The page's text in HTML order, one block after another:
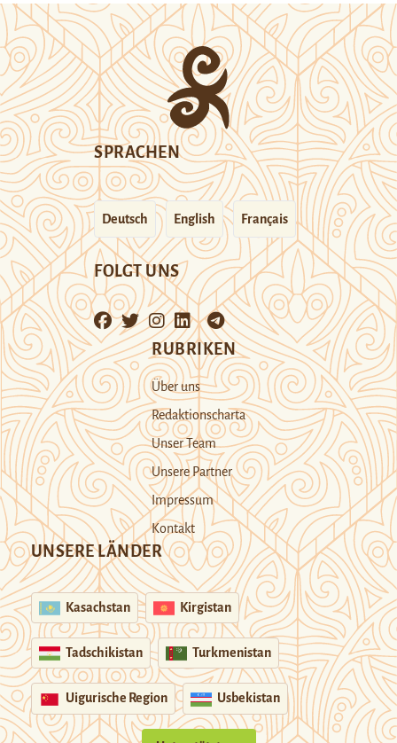
SPRACHEN
Deutsch English Français
FOLGT UNS
RUBRIKEN
Über uns
Redaktionscharta
Unser Team
Unsere Partner
Impressum
Kontakt
UNSERE LÄNDER
Kasachstan Kirgistan
Tadschikistan Turkmenistan
Uigurische Region Usbekistan